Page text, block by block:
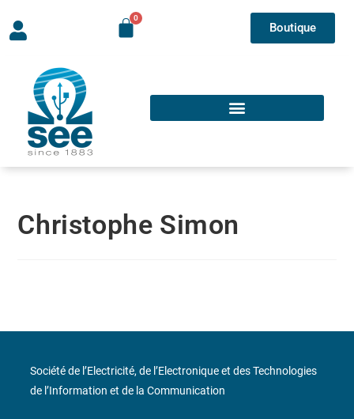
Boutique
Christophe Simon
Société de l’Electricité, de l’Electronique et des Technologies
de l’Information et de la Communication